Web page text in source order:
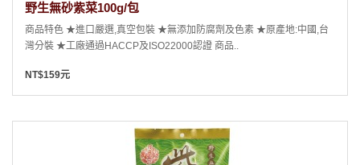
野生無砂紫菜100g/包
商品特色 ★進口嚴選,真空包裝 ★無添加防腐劑及色素 ★原產地:中國,台
灣分裝 ★工廠通過HACCP及ISO22000認證 商品..
NT$159元